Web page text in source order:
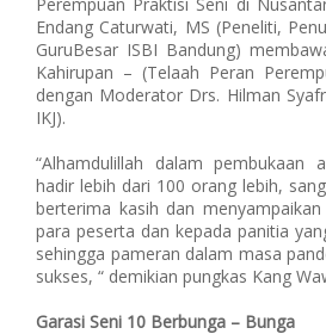
Endang Caturwati, MS (Peneliti,
GuruBesar ISBI Bandung)
Kahirupan – (Telaah Peran
dengan Moderator Drs. Hilman
IKJ).
“Alhamdulillah dalam pembukaan
hadir lebih dari 100 orang lebih,
berterima kasih dan
para peserta dan kepada panitia
sehingga pameran dalam masa
sukses, “ demikian pungkas Kang
Garasi Seni 10 Berbunga – Bunga